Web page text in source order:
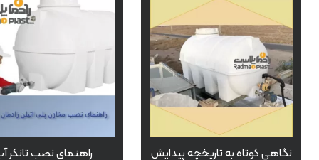
نگاهی کوتاه به تاریخچه پیدایش
راهنمای نصب تانکر